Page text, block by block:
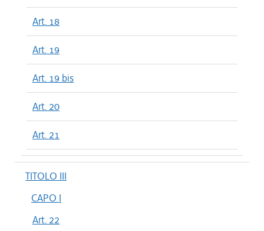
Art. 18
Art. 19
Art. 19 bis
Art. 20
Art. 21
TITOLO III
CAPO I
Art. 22